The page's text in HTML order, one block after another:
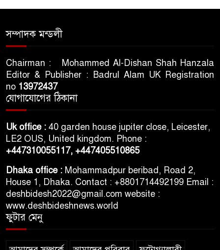
তরুণদের আন্দোলনে মোদি সরকার
জামায়াত জোটের
প্লাবিত হওয়ার শঙ্কা
সম্পাদক মন্ডলী
Chairman : Mohammed Al-Dishan Shah Hanzala
Editor & Publisher : Badrul Alam UK Registration
no 13972437
যোগাযোগের ঠিকানা
Uk office : 40 garden house jupiter close, Leicester,
LE2 OUS, United kingdom. Phone :
+447310055117, +447405510865
Dhaka office : Mohammadpur beribad, Road 2,
House 1, Dhaka. Contact : +8801714492199 Email :
deshbidesh2022@gmail.com website :
www.deshbideshnews.world
ফুটার মেনু